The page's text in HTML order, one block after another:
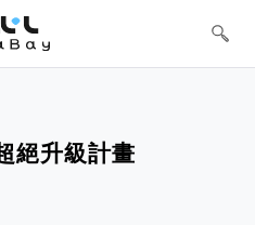
挖貝 | 台灣最值得信賴的群眾
/ 群眾募資平台
絕升級計畫